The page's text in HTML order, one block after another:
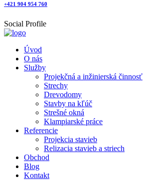
+421 904 954 760
Social Profile
Úvod
O nás
Služby
Projekčná a inžinierská činnosť
Strechy
Drevodomy
Stavby na kľúč
Strešné okná
Klampiarské práce
Referencie
Projekcia stavieb
Relizacia stavieb a striech
Obchod
Blog
Kontakt